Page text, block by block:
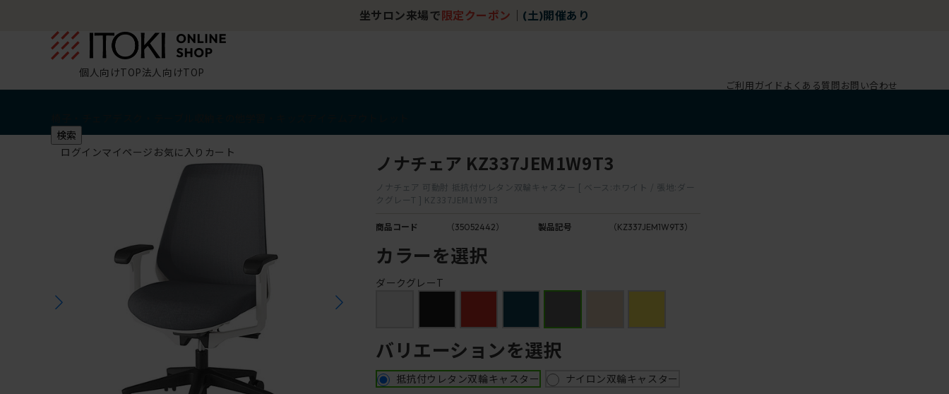
坐サロン来場で 限定クーポン (土)開催あり
個人向けTOP法人向けTOP
ご利用ガイド よくある質問お問い合わせ
検索
ログインマイページ お気に入り カート ノナチェア KZ337JEM1W9T3
ノナチェア 可動肘 抵抗付ウレタン双輪キャスター [ ベース:ホワイト / 張地:ダー
クグレーT ] KZ337JEM1W9T3
商品コード （35052442） 製品記号 （KZ337JEM1W9T3）
カラーを選択
ダークグレーT
バリエーションを選択
抵抗付ウレタン双輪キャスター ナイロン双輪キャスター